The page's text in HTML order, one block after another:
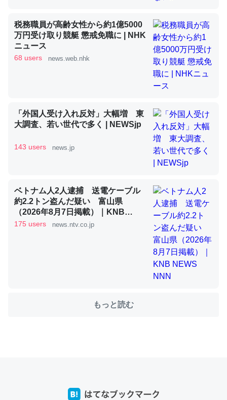
論文では「淡水はカルシウムも酸素も不足してて両方に不
いる鋏角類（カブトガニ・ウミグモ）はカルシウムを使わ
ずキチンを強化してる筈だが、酵素が違うのか？
─ニュース :: 【研究発表】昆虫学の大問題＝「昆虫はなぜ海にいな
これを元に考えるとカルシウムを大量に使う脊椎動物と貝
類は苦労してるんだな…。腹足類だと殻を無くしてナメク
─ニュース :: 【研究発表】昆虫学の大問題＝「昆虫はなぜ海にいな
税務職員が高齢女性から約1億5000
万円受け取り競艇 懲戒免職に | NHK
ニュース
68 users news.web.nhk
「外国人受け入れ反対」大幅増 東
大調査、若い世代で多く | NEWSjp
143 users news.jp
ベトナム人2人逮捕 送電ケーブル
約2.2トン盗んだ疑い 富山県
（2026年8月7日掲載）｜KNB
NEWS NNN
175 users news.ntv.co.jp
もっと読む